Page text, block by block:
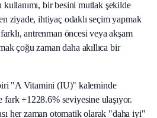
kullanımı, bir besini mutlak şekilde
ziyade, ihtiyaç odaklı seçim yapmak
antrenman öncesi veya akşam
çoğu zaman daha akıllıca bir
"A Vitamini (IU)" kaleminde
+1228.6% seviyesine ulaşıyor.
her zaman otomatik olarak "daha iyi"